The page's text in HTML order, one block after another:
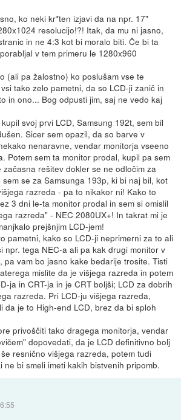
ko neki kr*ten izjavi da na npr. 17"
resolucijo!?! Itak, da mu ni jasno,
in ne 4:3 kot bi moralo biti. Če bi ta
v tem primeru le 1280x960
(ali pa žalostno) ko poslušam vse te
tako zelo pametni, da so LCD-ji zanič in
in ono... Bog odpusti jim, saj ne vedo kaj
svoj prvi LCD, Samsung 192t, sem bil
Sicer sem opazil, da so barve v
nenaravne, vendar monitorja vseeno
Potem sem ta monitor prodal, kupil pa sem
začasna rešitev dokler se ne odločim za
se za Samsunga 193p, ki bi naj bil, kot
razreda - pa to nikakor ni! Kako to
3 dni le-ta monitor prodal in sem si omislil
razreda" - NEC 2080UX+! In takrat mi je
prejšnjim LCD-jem!
pametni, kako so LCD-ji neprimerni za to ali
npr. tega NEC-a ali pa kak drugi monitor v
pa vam bo jasno kake bedarije trosite. Tisti
mislite da je višjega razreda in potem
ja in CRT-ja in je CRT boljši; LCD za dobrih
razreda. Pri LCD-ju višjega razreda,
da je to High-end LCD, brez da bi sploh
privoščiti tako dragega monitorja, vendar
dopovedati, da je LCD definitivno bolj
resnično višjega razreda, potem tudi
ne bi smeli imeti kakih bistvenih pripomb.